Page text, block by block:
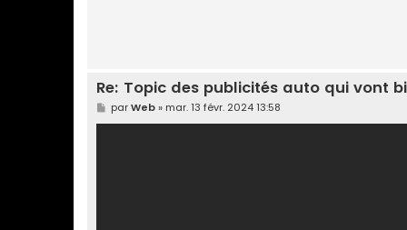
Re: Topic des publicités auto qui vont
M
e
parWeb» mar. 13 févr. 2024 13:58